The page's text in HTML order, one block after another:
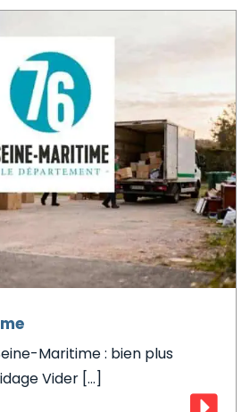
Maritime : bien plus
Vider [...]